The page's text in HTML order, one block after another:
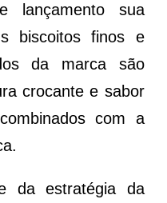
lançamento sua
biscoitos finos e
da marca são
crocante e sabor
com a
da estratégia da